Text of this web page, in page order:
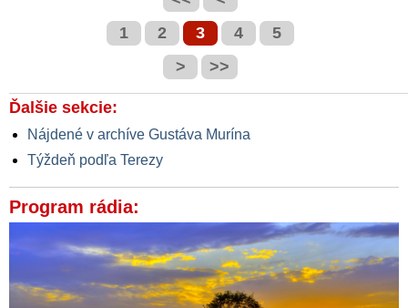
1
2 3 4
5
>
>>
Ďalšie sekcie:
Nájdené v archíve Gustáva Murína
Týždeň podľa Terezy
Program rádia: